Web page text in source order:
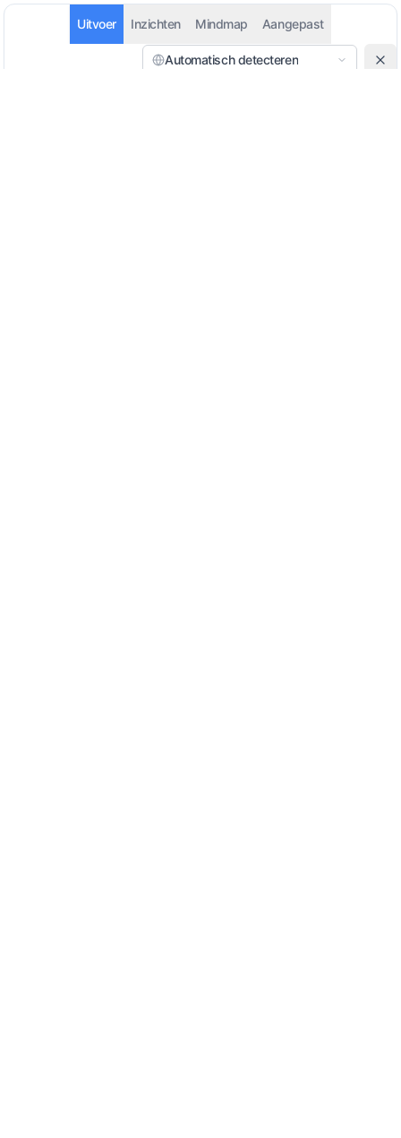
Uitvoer Inzichten Mindmap Aangepast
Automatisch detecteren